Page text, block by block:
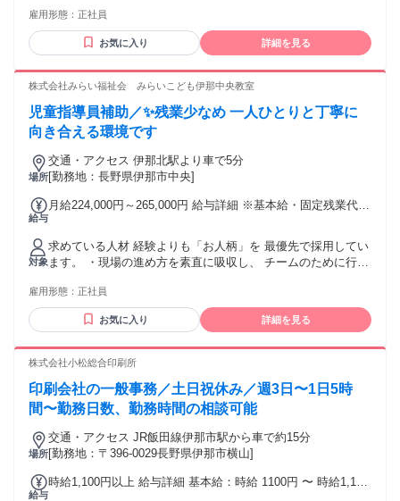
る通勤・皆勤・家族手当金額：あり 全員に一律で支払われる
円） ・昇給あり ・賞与あり
コミュニケーションが取れる方。 【応募条件】 ＜必須条件＞
・特にありません <歓迎条件> ・障がい事業未経験OK ・療育
に興味のある方 ・ブランクから復帰を目指している方 ・主
雇用形態： 正社員
お気に入り 詳細を見る
株式会社みらい福祉会 みらいこども伊那中央教室
児童指導員補助／✨残業少なめ 一人ひとりと丁寧に
向き合える環境です
場所
交通・アクセス 伊那北駅より車で5分
[勤務地：長野県伊那市中央]
給与
月給224,000円～265,000円 給与詳細 ※基本給・固定残業代の
あり 1ヶ月あたり2万8615円 〜 3万3853円（固定残業時間：1
ヶ月あたり20時間） 固定残業時間を超えた勤務時間について
は別途残業代を支給する 【一律手当】 全員に一律で支払われ
る通勤・皆勤・家族手当金額：あり 全員に一律で支払われる
円） ・昇給あり ・賞与あり
対象
求めている人材 経験よりも「お人柄」を 最優先で採用してい
ます。 ・現場の進め方を素直に吸収し、 チームのために行動
コミュニケーションが取れる方。 【応募条件】 ＜必須条件＞
・特にありません <歓迎条件> ・障がい事業未経験OK ・療育
に興味のある方 ・ブランクから復帰を目指している方 ・子育
ス業・飲食・営業経験者など、 他の業界で活躍されていた方
は資格取得のバックアップサポートが 豊富です。 実務経験を
積みながら資格取得が可能◎ ✨実務経験による取得可能資格
5年以上：児童発達支援管理責任者、 サービス管理責任者
雇用形態： 正社員
お気に入り 詳細を見る
株式会社小松総合印刷所
印刷会社の一般事務／土日祝休み／週3日〜1日5時
間〜勤務日数、勤務時間の相談可能
場所
交通・アクセス JR飯田線伊那市駅から車で約15分
[勤務地：〒396-0029長野県伊那市横山]
給与
時給1,100円以上 給与詳細 基本給：時給 1100円 〜 時給1,100